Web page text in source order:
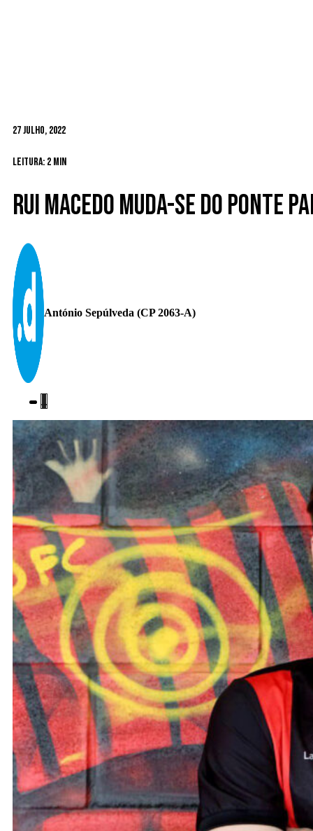
27 Julho, 2022
Leitura: 2 min
Rui Macedo muda-se do Ponte
António Sepúlveda (CP 2063-A)